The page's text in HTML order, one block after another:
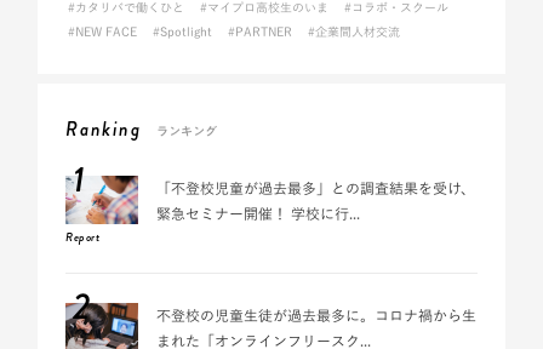
#カタリバで働くひと
#マイプロ高校生のいま
#コラボ・スクール
#NEW FACE
#Spotlight #PARTNER #企業間人材交流
Ranking ランキング
1
Report
「不登校児童が過去最多」との調査結果を受け、
緊急セミナー開催！ 学校に行...
2
不登校の児童生徒が過去最多に。コロナ禍から生
まれた「オンラインフリースク...